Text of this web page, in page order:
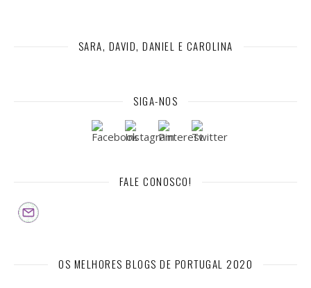
SARA, DAVID, DANIEL E CAROLINA
SIGA-NOS
FALE CONOSCO!
OS MELHORES BLOGS DE PORTUGAL 2020